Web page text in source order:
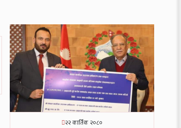
२२ कार्तिक २०८०